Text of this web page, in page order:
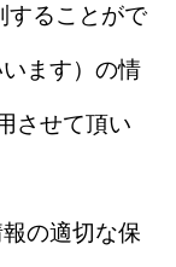
することがで
ます）の情
させて頂い
の適切な保